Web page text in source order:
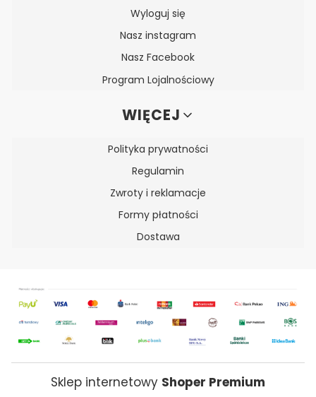
Wyloguj się
Nasz instagram
Nasz Facebook
Program Lojalnościowy
WIĘCEJ
Polityka prywatności
Regulamin
Zwroty i reklamacje
Formy płatności
Dostawa
Sklep internetowy Shoper Premium